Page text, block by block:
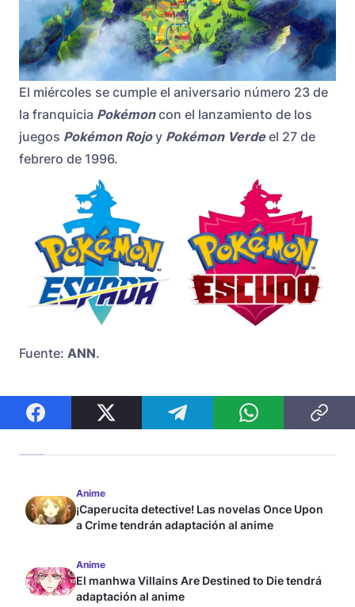
El miércoles se cumple el aniversario número 23 de
la franquicia Pokémoncon el lanzamiento de los
juegos Pokémon Rojoy Pokémon Verdeel 27 de
febrero de 1996.
Fuente: ANN.
Anime
¡Caperucita detective! Las novelas Once Upon
a Crime tendrán adaptación al anime
Anime
El manhwa Villains Are Destined to Die tendrá
adaptación al anime